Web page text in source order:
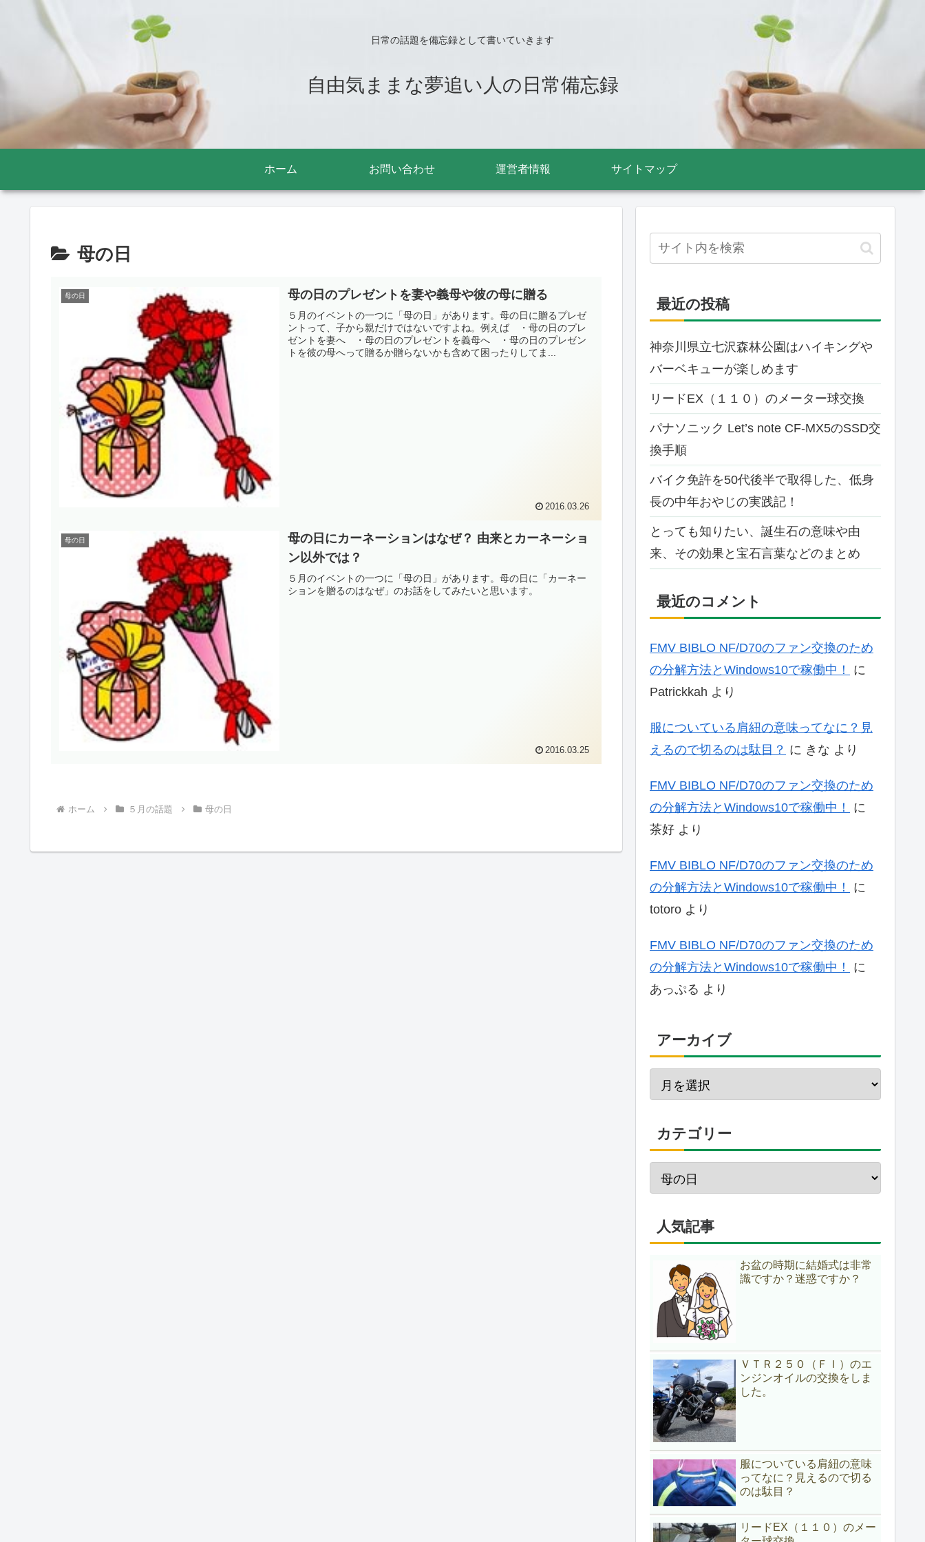
日常の話題を備忘録として書いていきます
自由気ままな夢追い人の日常備忘録
ホーム お問い合わせ 運営者情報 サイトマップ
母の日
母の日 母の日のプレゼントを妻や義母や彼の母に贈る
５月のイベントの一つに「母の日」があります。母の日に贈るプレゼ
ントって、子から親だけではないですよね。例えば ・母の日のプレ
ゼントを妻へ ・母の日のプレゼントを義母へ ・母の日のプレゼン
トを彼の母へって贈るか贈らないかも含めて困ったりしてま...
2016.03.26
母の日
母の日にカーネーションはなぜ？ 由来とカーネーショ
ン以外では？
５月のイベントの一つに「母の日」があります。母の日に「カーネー
ションを贈るのはなぜ」のお話をしてみたいと思います。
2016.03.25
ホーム ５月の話題 母の日
最近の投稿
神奈川県立七沢森林公園はハイキングや
バーベキューが楽しめます
リードEX（１１０）のメーター球交換
パナソニック Let’s note CF-MX5のSSD交
換手順
バイク免許を50代後半で取得した、低身
長の中年おやじの実践記！
とっても知りたい、誕生石の意味や由
来、その効果と宝石言葉などのまとめ
最近のコメント
FMV BIBLO NF/D70のファン交換のため
の分解方法とWindows10で稼働中！
に
Patrickkah より
服についている肩紐の意味ってなに？見
えるので切るのは駄目？ に きな より
FMV BIBLO NF/D70のファン交換のため
の分解方法とWindows10で稼働中！
に
茶好 より
FMV BIBLO NF/D70のファン交換のため
の分解方法とWindows10で稼働中！
に
totoro より
FMV BIBLO NF/D70のファン交換のため
の分解方法とWindows10で稼働中！
に
あっぷる より
アーカイブ
カテゴリー
人気記事
お盆の時期に結婚式は非常
識ですか？迷惑ですか？
ＶＴＲ２５０（ＦＩ）のエ
ンジンオイルの交換をしま
した。
服についている肩紐の意味
ってなに？見えるので切る
のは駄目？
リードEX（１１０）のメー